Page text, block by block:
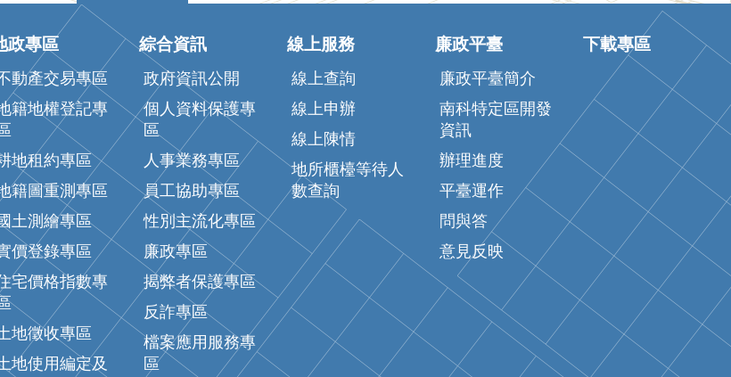
政專區
動產交易專區
籍地權登記專
區
地租約專區
籍圖重測專區
土測繪專區
價登錄專區
宅價格指數專
地徵收專區
地使用編定及
綜合資訊
政府資訊公開
個人資料保護專
區
人事業務專區
員工協助專區
性別主流化專區
廉政專區
揭弊者保護專區
反詐專區
檔案應用服務專
區
線上服務
線上查詢
線上申辦
線上陳情
地所櫃檯等待人
數查詢
廉政平臺
廉政平臺簡介
南科特定區開發
資訊
辦理進度
平臺運作
問與答
意見反映
下載專區